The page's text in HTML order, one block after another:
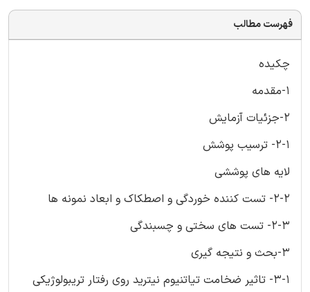
فهرست مطالب
چکیده
1-مقدمه
2-جزئیات آزمایش
2-1- ترسیب پوشش
لایه های پوششی
2-2- تست کننده خوردگی و اصطکاک و ابعاد نمونه ها
2-3- تست های سختی و چسبندگی
3-بحث و نتیجه گیری
3-1- تاثیر ضخامت تیاتنیوم نیترید روی رفتار تریبولوژیکی